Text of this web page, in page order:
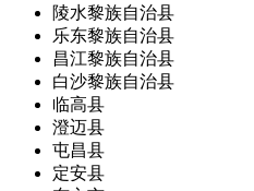
陵水黎族自治县
乐东黎族自治县
昌江黎族自治县
白沙黎族自治县
临高县
澄迈县
屯昌县
定安县